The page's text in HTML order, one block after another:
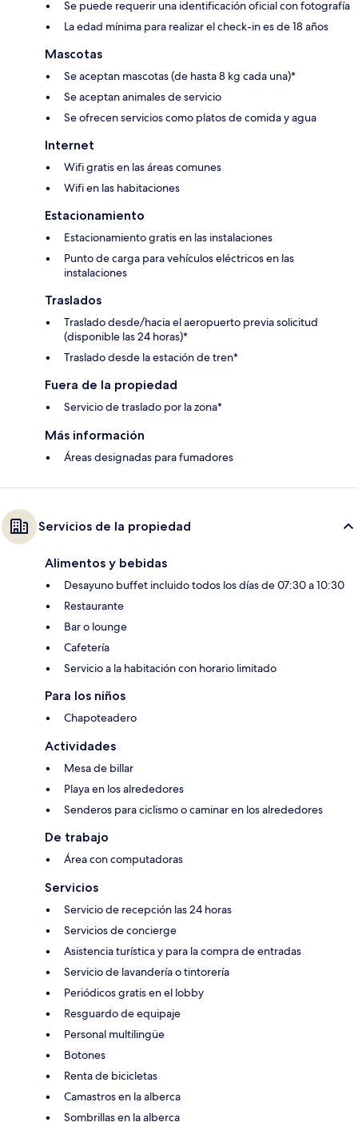
Se puede requerir una identificación oficial con fotografía
La edad mínima para realizar el check-in es de 18 años
Mascotas
Se aceptan mascotas (de hasta 8 kg cada una)*
Se aceptan animales de servicio
Se ofrecen servicios como platos de comida y agua
Internet
Wifi gratis en las áreas comunes
Wifi en las habitaciones
Estacionamiento
Estacionamiento gratis en las instalaciones
Punto de carga para vehículos eléctricos en las
instalaciones
Traslados
Traslado desde/hacia el aeropuerto previa solicitud
(disponible las 24 horas)*
Traslado desde la estación de tren*
Fuera de la propiedad
Servicio de traslado por la zona*
Más información
Áreas designadas para fumadores
Servicios de la propiedad
Alimentos y bebidas
Desayuno buffet incluido todos los días de 07:30 a 10:30
Restaurante
Bar o lounge
Cafetería
Servicio a la habitación con horario limitado
Para los niños
Chapoteadero
Actividades
Mesa de billar
Playa en los alrededores
Senderos para ciclismo o caminar en los alrededores
De trabajo
Área con computadoras
Servicios
Servicio de recepción las 24 horas
Servicios de concierge
Asistencia turística y para la compra de entradas
Servicio de lavandería o tintorería
Periódicos gratis en el lobby
Resguardo de equipaje
Personal multilingüe
Botones
Renta de bicicletas
Camastros en la alberca
Sombrillas en la alberca